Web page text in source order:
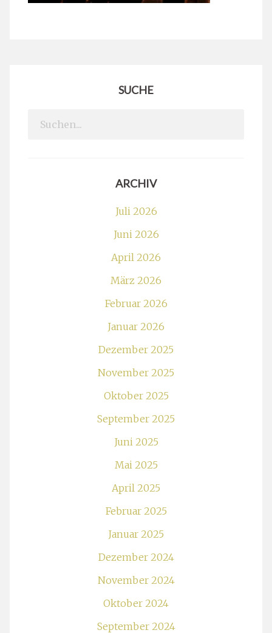
SUCHE
Search
ARCHIV
Juli 2026
Juni 2026
April 2026
März 2026
Februar 2026
Januar 2026
Dezember 2025
November 2025
Oktober 2025
September 2025
Juni 2025
Mai 2025
April 2025
Februar 2025
Januar 2025
Dezember 2024
November 2024
Oktober 2024
September 2024